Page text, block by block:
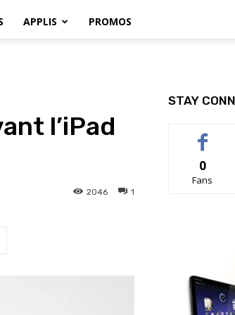
APPLIS PROMOS
l’iPad
1
2046
STAY
0
Fans